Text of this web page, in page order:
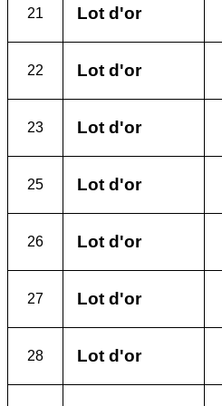
21 Lot d'or
22 Lot d'or
23 Lot d'or
25 Lot d'or
26 Lot d'or
27 Lot d'or
28 Lot d'or